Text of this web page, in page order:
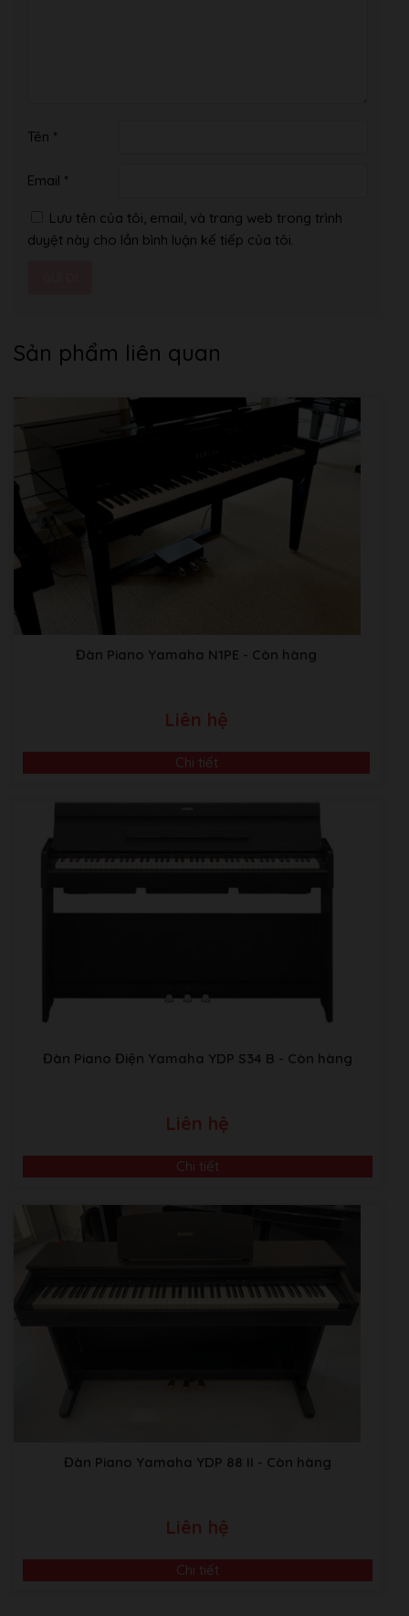
ABM music Building:Thôn TRẠI GẦN , xã SƠN ĐỒNG,
Huyện Hoài Đức, Hà Nội.
Kho Piano tại Japan:Sakaebashi, Sakai-Shi, Osaka, Nhật
Tên *
Email *
Lưu tên của tôi, email, và trang web trong trình
duyệt này cho lần bình luận kế tiếp của tôi.
Sản phẩm liên quan
Đàn Piano Yamaha N1PE - Còn hàng
Liên hệ
Chi tiết
Đàn Piano Điện Yamaha YDP S34 B - Còn hàng
Liên hệ
Chi tiết
Đàn Piano Yamaha YDP 88 II - Còn hàng
Liên hệ
Chi tiết